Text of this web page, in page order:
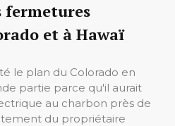
fermetures
et à Hawaï
le plan du Colorado en
partie parce qu'il aurait
au charbon près de
du propriétaire